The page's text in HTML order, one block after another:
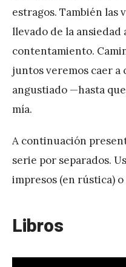
estragos. También las
llevado de la ansiedad
contentamiento.
juntos veremos caer a
angustiado —hasta
mía.
A continuación
serie por separados.
impresos (en rústica)
Libros